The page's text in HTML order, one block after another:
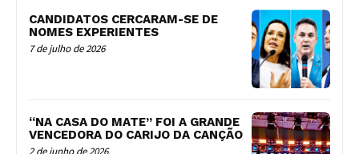
CANDIDATOS CERCARAM-SE DE
NOMES EXPERIENTES
7 de julho de 2026
“NA CASA DO MATE” FOI A GRANDE
VENCEDORA DO CARIJO DA CANÇÃO
2 de junho de 2026